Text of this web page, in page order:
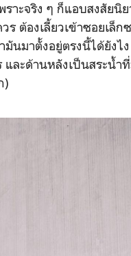
าะจริง ๆ ก็แอบสงสัยนิ
ต้องเลี้ยวเข้าซอยเล็
มันมาตั้งอยู่ตรงนี้ได้ยัง
และด้านหลังเป็นสระน้
)